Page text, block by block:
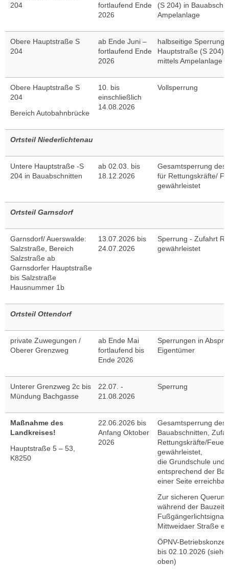
204
fortlaufend Ende
2026
(S 204) in
Ampelanlage
Obere Hauptstraße S
204
ab Ende Juni –
fortlaufend Ende
2026
halbseitige Sperrung
Hauptstraße (S 204)
mittels Ampelanlage
Obere Hauptstraße S
204
Bereich Autobahnbrücke
10. bis
einschließlich
14.08.2026
Vollsperrung
Ortsteil Niederlichtenau
Untere Hauptstraße -S
204 in Bauabschnitten
ab 02.03. bis
18.12.2026
Gesamtsperrung des
für Rettungskräfte/
gewährleistet
Ortsteil Garnsdorf
Garnsdorf/ Auerswalde:
Salzstraße, Bereich
Salzstraße ab
Garnsdorfer Hauptstraße
bis Salzstraße
Hausnummer 1b
13.07.2026 bis
24.07.2026
Sperrung - Zufahrt
gewährleistet
Ortsteil Ottendorf
private Zuwegungen /
Oberer Grenzweg
ab Ende Mai
fortlaufend bis
Ende 2026
Sperrungen in
Eigentümer
Unterer Grenzweg 2c bis
Mündung Bachgasse
22.07. -
21.08.2026
Sperrung
Maßnahme des
Landkreises!
Hauptstraße 5 – 53,
K8250
22.06.2026 bis
Anfang Oktober
2026
Gesamtsperrung des
Bauabschnitten,
Rettungskräfte/
gewährleistet,
die Grundschule und
entsprechend der
einer Seite erreichbar.
Zur sicheren
während der Bauzeit
Mittweidaer Straße
ÖPNV-
bis 02.10.2026
oben)